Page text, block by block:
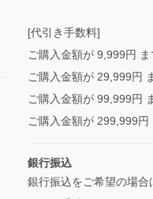
[代引き手数料]
ご購入金額が 9,999円
ご購入金額が 29,999円
ご購入金額が 99,999円
ご購入金額が 299,999円
銀行振込
銀行振込をご希望の場合